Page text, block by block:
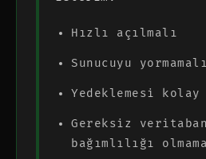
Hızlı açılmalı
Sunucuyu yormamalı
Yedeklemesi kolay
Gereksiz
bağımlılığı